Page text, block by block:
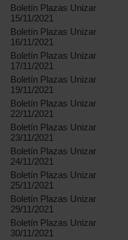
Boletín Plazas Unizar
15/11/2021
Boletín Plazas Unizar
16/11/2021
Boletín Plazas Unizar
17/11/2021
Boletín Plazas Unizar
19/11/2021
Boletín Plazas Unizar
22/11/2021
Boletín Plazas Unizar
23/11/2021
Boletín Plazas Unizar
24/11/2021
Boletín Plazas Unizar
25/11/2021
Boletín Plazas Unizar
29/11/2021
Boletín Plazas Unizar
30/11/2021